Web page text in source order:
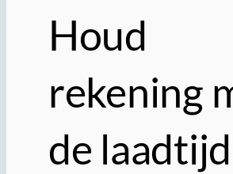
Houd
rekening
de